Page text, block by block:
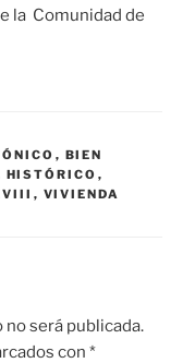
la Comunidad de
, BIEN
HISTÓRICO ,
, VIVIENDA
será publicada.
con *